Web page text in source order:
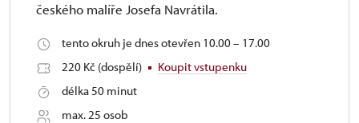
českého malíře Josefa Navrátila.
tento okruh je dnes otevřen 10.00 – 17.00
220 Kč (dospělí)
Koupit vstupenku
délka 50 minut
max. 25 osob